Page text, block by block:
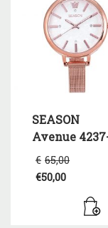
SEASON
Avenue
€ 65,00
€50,00
τρέχουσα